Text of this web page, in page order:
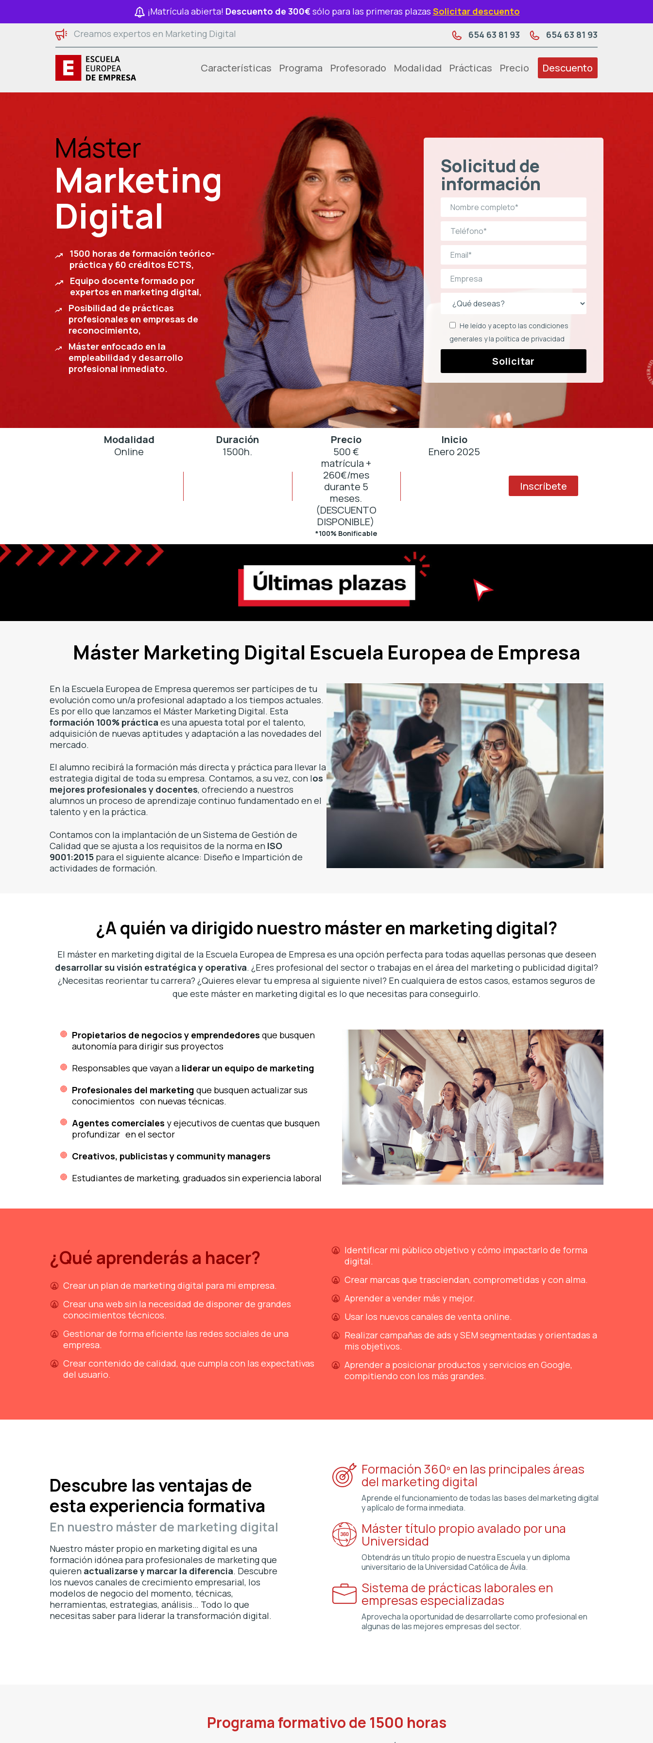
¡Matrícula abierta! Descuento de 300€sólo para las primeras plazas Solicitar descuento
Creamos expertos en Marketing Digital
654 63 81 93 654 63 81 93
Características Programa Profesorado Modalidad Prácticas Precio Descuento
Máster
Marketing
Digital
1500 horas de formación teórico-
práctica y 60 créditos ECTS,
Equipo docente formado por
expertos en marketing digital,
Posibilidad de prácticas
profesionales en empresas de
reconocimiento,
Máster enfocado en la
empleabilidad y desarrollo
profesional inmediato.
Solicitud de
información
He leído y acepto las condiciones
generales y la política de privacidad
Modalidad
Online
Duración
1500h.
Precio
500 €
matrícula +
260€/mes
durante 5
meses.
(DESCUENTO
DISPONIBLE)
*100% Bonificable
Inicio
Enero 2025
Inscríbete
Máster Marketing Digital Escuela Europea de Empresa
En la Escuela Europea de Empresa queremos ser partícipes de tu
evolución como un/a profesional adaptado a los tiempos actuales.
Es por ello que lanzamos el Máster Marketing Digital. Esta
formación 100% práctica es una apuesta total por el talento,
adquisición de nuevas aptitudes y adaptación a las novedades del
mercado.
El alumno recibirá la formación más directa y práctica para llevar la
estrategia digital de toda su empresa. Contamos, a su vez, con los
mejores profesionales y docentes, ofreciendo a nuestros
alumnos un proceso de aprendizaje continuo fundamentado en el
talento y en la práctica.
Contamos con la implantación de un Sistema de Gestión de
Calidad que se ajusta a los requisitos de la norma en ISO
9001:2015 para el siguiente alcance: Diseño e Impartición de
actividades de formación.
¿A quién va dirigido nuestro máster en marketing digital?
El máster en marketing digital de la Escuela Europea de Empresa es una opción perfecta para todas aquellas personas que deseen
desarrollar su visión estratégica y operativa. ¿Eres profesional del sector o trabajas en el área del marketing o publicidad digital?
¿Necesitas reorientar tu carrera? ¿Quieres elevar tu empresa al siguiente nivel? En cualquiera de estos casos, estamos seguros de
que este máster en marketing digital es lo que necesitas para conseguirlo.
Propietarios de negocios y emprendedores que busquen
autonomía para dirigir sus proyectos
Responsables que vayan a liderar un equipo de marketing
Profesionales del marketing que busquen actualizar sus
conocimientos con nuevas técnicas.
Agentes comerciales y ejecutivos de cuentas que busquen
profundizar en el sector
Creativos, publicistas y community managers
Estudiantes de marketing, graduados sin experiencia laboral
¿Qué aprenderás a hacer?
Crear un plan de marketing digital para mi empresa.
Crear una web sin la necesidad de disponer de grandes
conocimientos técnicos.
Gestionar de forma eficiente las redes sociales de una
empresa.
Crear contenido de calidad, que cumpla con las expectativas
del usuario.
Identificar mi público objetivo y cómo impactarlo de forma
digital.
Crear marcas que trasciendan, comprometidas y con alma.
Aprender a vender más y mejor.
Usar los nuevos canales de venta online.
Realizar campañas de ads y SEM segmentadas y orientadas a
mis objetivos.
Aprender a posicionar productos y servicios en Google,
compitiendo con los más grandes.
Descubre las ventajas de
esta experiencia formativa
En nuestro máster de marketing digital
Nuestro máster propio en marketing digital es una
formación idónea para profesionales de marketing que
quieren actualizarse y marcar la diferencia. Descubre
los nuevos canales de crecimiento empresarial, los
modelos de negocio del momento, técnicas,
herramientas, estrategias, análisis… Todo lo que
necesitas saber para liderar la transformación digital.
Formación 360º en las principales áreas
del marketing digital
Aprende el funcionamiento de todas las bases del marketing digital
y aplícalo de forma inmediata.
Máster título propio avalado por una
Universidad
Obtendrás un título propio de nuestra Escuela y un diploma
universitario de la Universidad Católica de Ávila.
Sistema de prácticas laborales en
empresas especializadas
Aprovecha la oportunidad de desarrollarte como profesional en
algunas de las mejores empresas del sector.
Programa formativo de 1500 horas